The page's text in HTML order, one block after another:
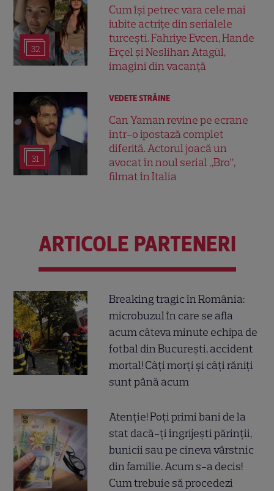
32
Cum își petrec vara cele mai
iubite actrițe din serialele
turcești. Fahriye Evcen, Hande
Erçel și Neslihan Atagül,
imagini din vacanță
31
VEDETE STRĂINE
Can Yaman revine pe ecrane
într-o ipostază complet
diferită. Actorul joacă un
avocat în noul serial „Bro”,
filmat în Italia
ARTICOLE PARTENERI
Breaking tragic în România:
microbuzul în care se afla
acum câteva minute echipa de
fotbal din București, accident
mortal! Câți morți și câți răniți
sunt până acum
Atenție! Poți primi bani de la
stat dacă-ți îngrijești părinții,
bunicii sau pe cineva vârstnic
din familie. Acum s-a decis!
Cum trebuie să procedezi